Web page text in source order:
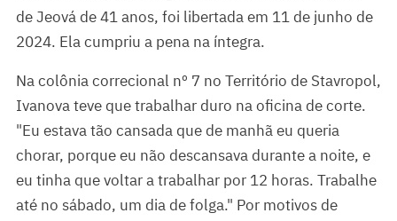
de Jeová de 41 anos, foi libertada em 11 de junho de
2024. Ela cumpriu a pena na íntegra.
Na colônia correcional nº 7 no Território de Stavropol,
Ivanova teve que trabalhar duro na oficina de corte.
"Eu estava tão cansada que de manhã eu queria
chorar, porque eu não descansava durante a noite, e
eu tinha que voltar a trabalhar por 12 horas. Trabalhe
até no sábado, um dia de folga." Por motivos de